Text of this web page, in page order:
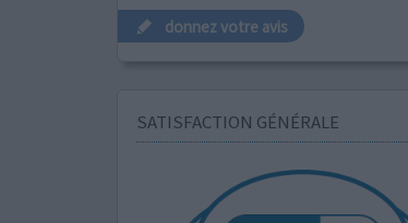
donnez votre avis
SATISFACTION GÉNÉRALE